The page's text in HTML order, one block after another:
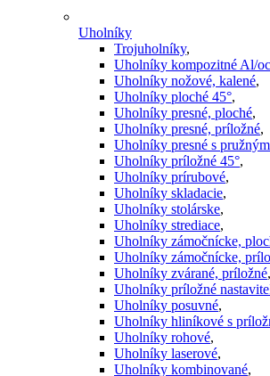
Uholníky
Trojuholníky,
Uholníky kompozitné Al/
Uholníky nožové, kalené,
Uholníky ploché 45°,
Uholníky presné, ploché,
Uholníky presné, príložné,
Uholníky presné s
Uholníky príložné 45°,
Uholníky prírubové,
Uholníky skladacie,
Uholníky stolárske,
Uholníky strediace,
Uholníky zámočnícke,
Uholníky zámočnícke,
Uholníky zvárané, príložné,
Uholníky príložné
Uholníky posuvné,
Uholníky hliníkové s
Uholníky rohové,
Uholníky laserové,
Uholníky kombinované,